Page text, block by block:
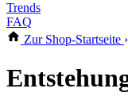
Trends
FAQ
Zur Shop-Startseite ›